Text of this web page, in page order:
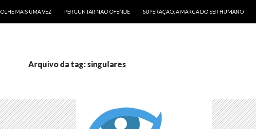
OLHE MAIS UMA VEZ PERGUNTAR NÃO OFENDE SUPERAÇÃO, A MARCA DO SER HUMANO
Arquivo da tag: singulares